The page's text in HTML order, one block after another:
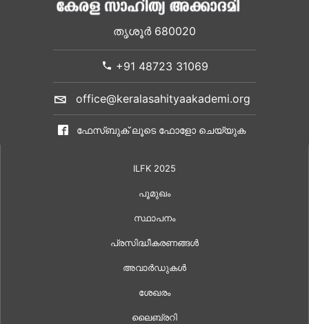
തൃശൂർ 680020
+91 48723 31069
office@keralasahityaakademi.org
ഫേസ്ബുക് ലൂടെ ഫോളോ ചെയ്യുക
ILFK 2025
പൂമുഖം
സ്ഥാപനം
പ്രസിദ്ധീകരണങ്ങൾ
അവാർഡുകൾ
ശേഖരം
ലൈബ്രറി